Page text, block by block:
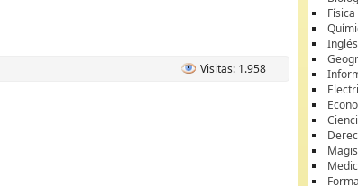
Visitas: 1.958
Física
Inglés